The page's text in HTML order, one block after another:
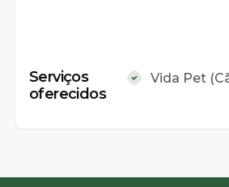
Serviços
oferecidos
Vida Pet